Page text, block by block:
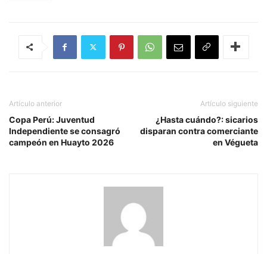
Artículo anterior
Copa Perú: Juventud
Independiente se consagró
campeón en Huayto 2026
Artículo siguiente
¿Hasta cuándo?: sicarios
disparan contra comerciante
en Végueta